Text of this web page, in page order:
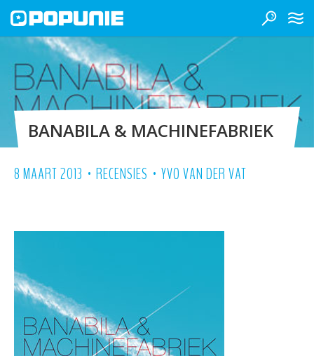
BANABILA & MACHINEFABRIEK
8 MAART 2013 • RECENSIES • YVO VAN DER VAT